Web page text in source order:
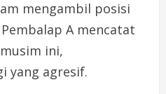
mengambil posisi
A mencatat
ini,
yang agresif.